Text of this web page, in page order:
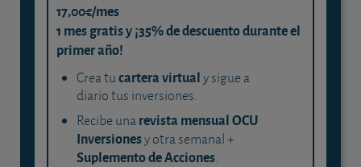
17,00€/mes
1 mes gratis y ¡35% de descuento durante el
primer año!
Crea tucartera virtualy sigue a
diario tus inversiones.
Recibe unarevista mensual OCU
Inversionesy otra semanal +
Suplemento de Acciones.